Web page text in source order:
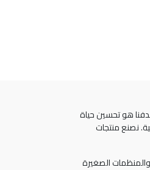
هو تحسين حياة
نصنع منتجات
الصغيرة